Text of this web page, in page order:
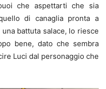
che aspettarti che sia
di canaglia pronta a
battuta salace, lo riesce
bene, dato che sembra
Luci dal personaggio che